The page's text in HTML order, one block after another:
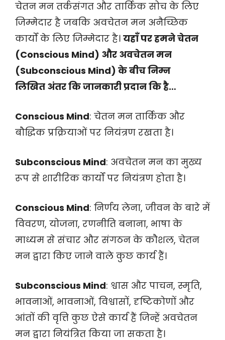
चेतन मन तर्कसंगत और तार्किक सोच के लिए
जिम्मेदार है जबकि अवचेतन मन अनैच्छिक
कार्यों के लिए जिम्मेदार है। यहाँ पर हमने चेतन
(Conscious Mind) और अवचेतन मन
(Subconscious Mind) के बीचनिम्न
लिखित अंतर कि जानकारी प्रदान कि है…
Conscious Mind: चेतन मन तार्किक और
बौद्धिक प्रक्रियाओं पर नियंत्रण रखता है।
Subconscious Mind: अवचेतन मन का मुख्य
रूप से शारीरिक कार्यों पर नियंत्रण होता है।
Conscious Mind: निर्णय लेना, जीवन के बारे में
विवरण, योजना, रणनीति बनाना, भाषा के
माध्यम से संचार और संगठन के कौशल, चेतन
मन द्वारा किए जाने वाले कुछ कार्य हैं।
Subconscious Mind: श्वास और पाचन, स्मृति,
भावनाओं, भावनाओं, विश्वासों, दृष्टिकोणों और
आंतों की वृत्ति कुछ ऐसे कार्य हैं जिन्हें अवचेतन
मन द्वारा नियंत्रित किया जा सकता है।